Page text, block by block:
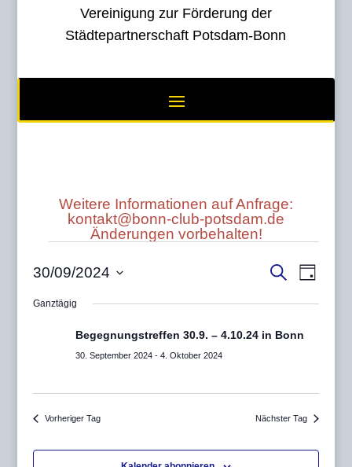
Vereinigung zur Förderung der
Städtepartnerschaft Potsdam-Bonn
Weitere Informationen auf Anfrage:
kontakt@bonn-club-potsdam.de
Änderungen vorbehalten!
für
30.
2024
und
Suche
Tag
30/09/2024
Ganztägig
Begegnungstreffen 30.9. – 4.10.24 in Bonn
30. September 2024- 4. Oktober 2024
Vorheriger Tag Nächster Tag